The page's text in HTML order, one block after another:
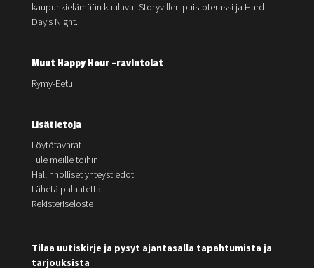
kaupunkielämään kuuluvat Storyvillen puistoterassi ja Hard
Day’s Night.
Muut Happy Hour -ravintolat
Rymy-Eetu
Lisätietoja
Löytötavarat
Tule meille töihin
Hallinnolliset yhteystiedot
Lähetä palautetta
Rekisteriseloste
Tilaa uutiskirje ja pysyt ajantasalla tapahtumista ja
tarjouksista